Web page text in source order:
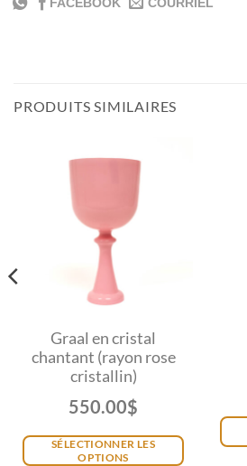
PRODUITS SIMILAIRES
Graal en cristal
chantant (rayon rose
cristallin)
550.00$
SÉLECTIONNER LES
OPTIONS